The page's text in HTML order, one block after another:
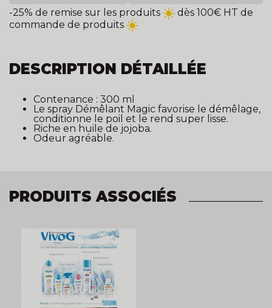
-25% de remise sur les produits
dès 100€ HT de
commande de produits
DESCRIPTION DÉTAILLÉE
Contenance : 300 ml
Le spray Démêlant Magic favorise le démêlage,
conditionne le poil et le rend super lisse.
Riche en huile de jojoba.
Odeur agréable.
PRODUITS ASSOCIÉS